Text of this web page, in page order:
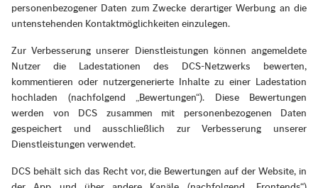
personenbezogener Daten zum Zwecke derartiger Werbung an die
untenstehenden Kontaktmöglichkeiten einzulegen.
Zur Verbesserung unserer Dienstleistungen können angemeldete
Nutzer die Ladestationen des DCS-Netzwerks bewerten,
kommentieren oder nutzergenerierte Inhalte zu einer Ladestation
hochladen (nachfolgend „Bewertungen“). Diese Bewertungen
werden von DCS zusammen mit personenbezogenen Daten
gespeichert und ausschließlich zur Verbesserung unserer
Dienstleistungen verwendet.
DCS behält sich das Recht vor, die Bewertungen auf der Website, in